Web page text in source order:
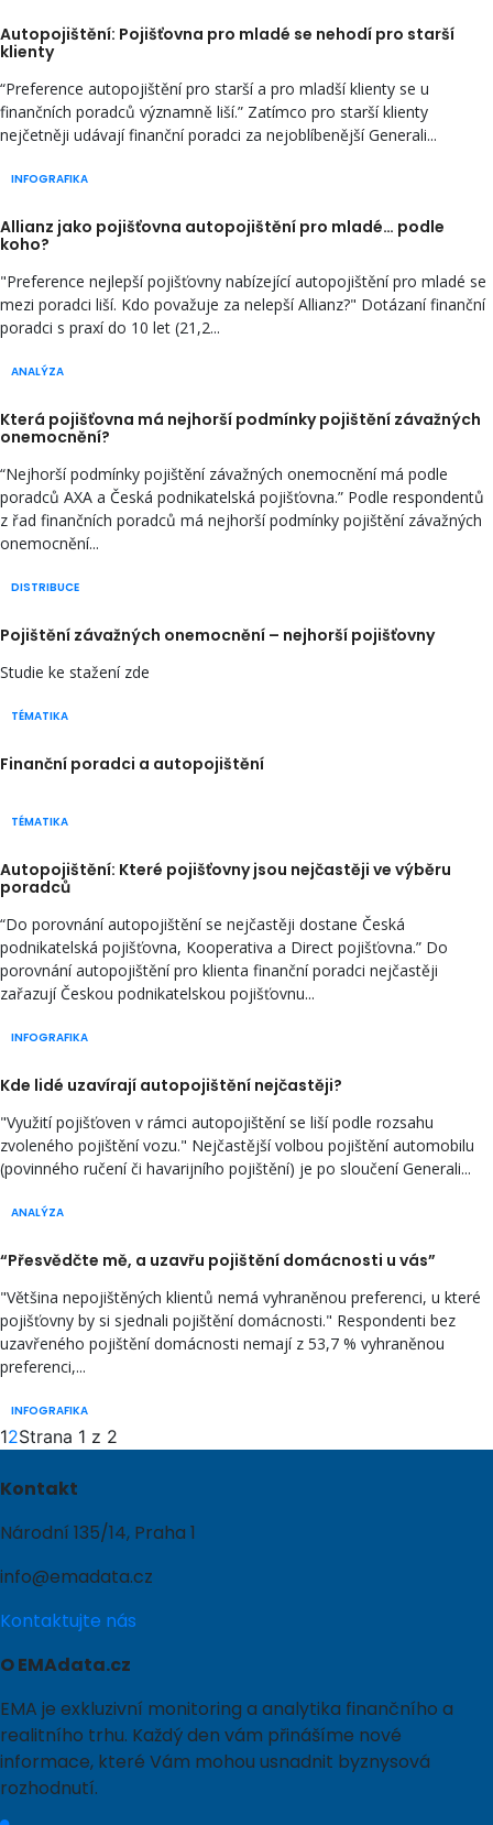
Autopojištění: Pojišťovna pro mladé se nehodí pro starší
klienty
INFOGRAFIKA
“Preference autopojištění pro starší a pro mladší klienty se u
finančních poradců významně liší.” Zatímco pro starší klienty
nejčetněji udávají finanční poradci za nejoblíbenější Generali...
Allianz jako pojišťovna autopojištění pro mladé… podle
koho?
ANALÝZA
"Preference nejlepší pojišťovny nabízející autopojištění pro mladé se
mezi poradci liší. Kdo považuje za nelepší Allianz?" Dotázaní finanční
poradci s praxí do 10 let (21,2...
Která pojišťovna má nejhorší podmínky pojištění závažných
onemocnění?
DISTRIBUCE
“Nejhorší podmínky pojištění závažných onemocnění má podle
poradců AXA a Česká podnikatelská pojišťovna.” Podle respondentů
z řad finančních poradců má nejhorší podmínky pojištění závažných
onemocnění...
Pojištění závažných onemocnění – nejhorší pojišťovny
TÉMATIKA
Studie ke stažení zde
Finanční poradci a autopojištění
TÉMATIKA
Autopojištění: Které pojišťovny jsou nejčastěji ve výběru
poradců
INFOGRAFIKA
“Do porovnání autopojištění se nejčastěji dostane Česká
podnikatelská pojišťovna, Kooperativa a Direct pojišťovna.” Do
porovnání autopojištění pro klienta finanční poradci nejčastěji
zařazují Českou podnikatelskou pojišťovnu...
Kde lidé uzavírají autopojištění nejčastěji?
ANALÝZA
"Využití pojišťoven v rámci autopojištění se liší podle rozsahu
zvoleného pojištění vozu." Nejčastější volbou pojištění automobilu
(povinného ručení či havarijního pojištění) je po sloučení Generali...
“Přesvědčte mě, a uzavřu pojištění domácnosti u vás”
INFOGRAFIKA
"Většina nepojištěných klientů nemá vyhraněnou preferenci, u které
pojišťovny by si sjednali pojištění domácnosti." Respondenti bez
uzavřeného pojištění domácnosti nemají z 53,7 % vyhraněnou
preferenci,...
12Strana 1 z 2
Kontakt
Národní 135/14, Praha 1
info@emadata.cz
Kontaktujte nás
O EMAdata.cz
EMA je exkluzivní monitoring a analytika finančního a
realitního trhu. Každý den vám přinášíme nové
informace, které Vám mohou usnadnit byznysová
rozhodnutí.